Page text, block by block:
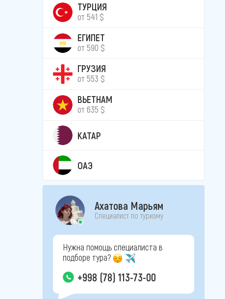
ТУРЦИЯ
от 541 $
ЕГИПЕТ
от 590 $
ГРУЗИЯ
от 553 $
ВЬЕТНАМ
от 635 $
КАТАР
ОАЭ
Ахатова Марьям
Специалист по туризму
Нужна помощь специалиста в
подборе тура?
+998 (78) 113-73-00